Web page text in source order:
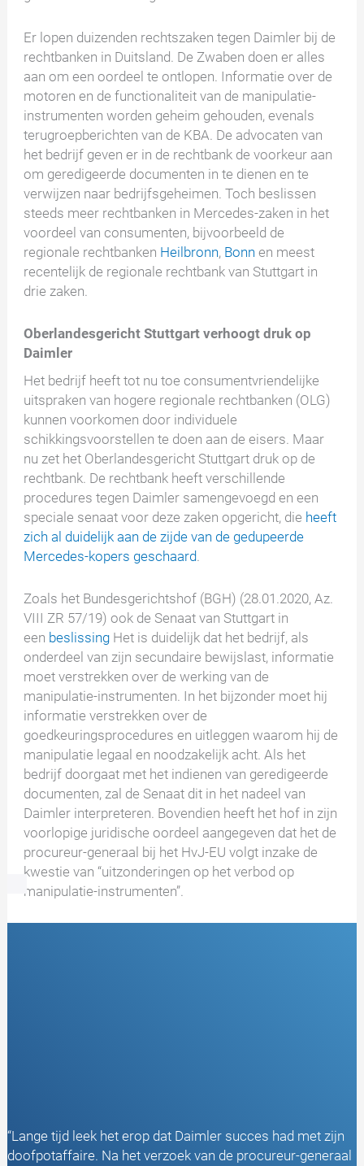
Er lopen duizenden rechtszaken tegen Daimler bij de
rechtbanken in Duitsland. De Zwaben doen er alles
aan om een oordeel te ontlopen. Informatie over de
motoren en de functionaliteit van de manipulatie-
instrumenten worden geheim gehouden, evenals
terugroepberichten van de KBA. De advocaten van
het bedrijf geven er in de rechtbank de voorkeur aan
om geredigeerde documenten in te dienen en te
verwijzen naar bedrijfsgeheimen. Toch beslissen
steeds meer rechtbanken in Mercedes-zaken in het
voordeel van consumenten, bijvoorbeeld de
regionale rechtbanken Heilbronn, Bonn en meest
recentelijk de regionale rechtbank van Stuttgart in
drie zaken.
Oberlandesgericht Stuttgart verhoogt druk op
Daimler
Het bedrijf heeft tot nu toe consumentvriendelijke
uitspraken van hogere regionale rechtbanken (OLG)
kunnen voorkomen door individuele
schikkingsvoorstellen te doen aan de eisers. Maar
nu zet het Oberlandesgericht Stuttgart druk op de
rechtbank. De rechtbank heeft verschillende
procedures tegen Daimler samengevoegd en een
speciale senaat voor deze zaken opgericht, die heeft
zich al duidelijk aan de zijde van de gedupeerde
Mercedes-kopers geschaard
Zoals het Bundesgerichtshof (BGH) (28.01.2020, Az.
VIII ZR 57/19) ook de Senaat van Stuttgart in
een beslissing Het is duidelijk dat het bedrijf, als
onderdeel van zijn secundaire bewijslast, informatie
moet verstrekken over de werking van de
manipulatie-instrumenten. In het bijzonder moet hij
informatie verstrekken over de
goedkeuringsprocedures en uitleggen waarom hij de
manipulatie legaal en noodzakelijk acht. Als het
bedrijf doorgaat met het indienen van geredigeerde
documenten, zal de Senaat dit in het nadeel van
Daimler interpreteren. Bovendien heeft het hof in zijn
voorlopige juridische oordeel aangegeven dat het de
procureur-generaal bij het HvJ-EU volgt inzake de
kwestie van “uitzonderingen op het verbod op
manipulatie-instrumenten”.
“Lange tijd leek het erop dat Daimler succes had met zijn
doofpotaffaire. Na het verzoek van de procureur-generaal